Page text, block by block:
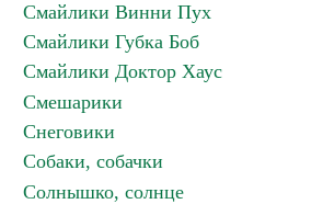
Смайлики Винни Пух
Смайлики Губка Боб
Смайлики Доктор Хаус
Смешарики
Снеговики
Собаки, собачки
Солнышко, солнце